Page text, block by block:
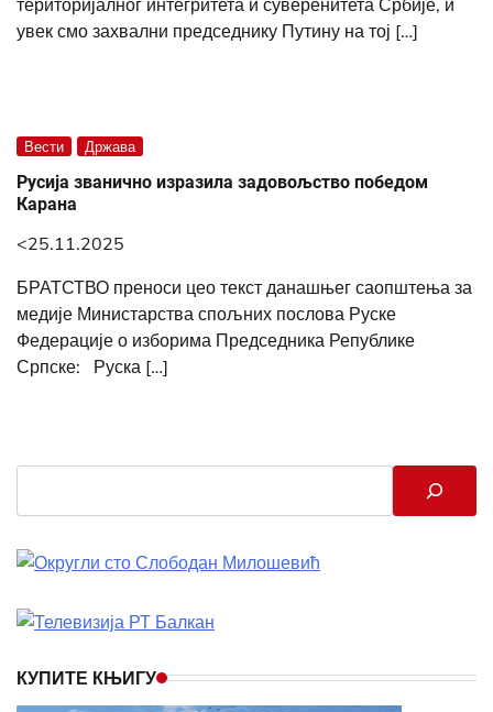
територијалног интегритета и суверенитета Србије, и
увек смо захвални председнику Путину на тој […]
Вести Држава
Русија званично изразила задовољство победом
Карана
<25.11.2025
БРАТСТВО преноси цео текст данашњег саопштења за
медије Министарства спољних послова Руске
Федерације о изборима Председника Републике
Српске: Руска […]
КУПИТЕ КЊИГУ